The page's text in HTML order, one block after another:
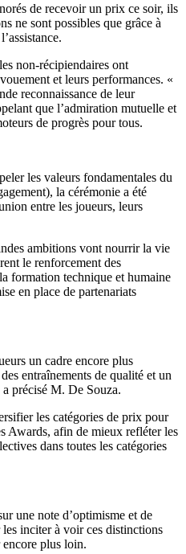
de recevoir un prix ce soir, ils
ne sont possibles que grâce à
non-récipiendaires ont
et leurs performances. «
reconnaissance de leur
que l’admiration mutuelle et
de progrès pour tous.
les valeurs fondamentales du
la cérémonie a été
entre les joueurs, leurs
ambitions vont nourrir la vie
le renforcement des
formation technique et humaine
en place de partenariats
un cadre encore plus
entraînements de qualité et un
précisé M. De Souza.
les catégories de prix pour
Awards, afin de mieux refléter les
dans toutes les catégories
une note d’optimisme et de
inciter à voir ces distinctions
plus loin.